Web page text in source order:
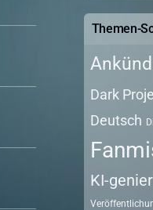
Themen-
Dark
Deutsch
KI-